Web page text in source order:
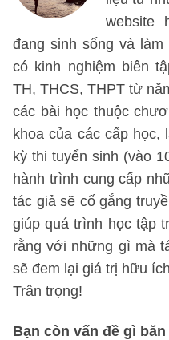
website
đang sinh sống và
có kinh nghiệm biên
TH, THCS, THPT từ
các bài học thuộc
khoa của các cấp học,
kỳ thi tuyển sinh (vào
hành trình cung cấp
tác giả sẽ cố gắng
giúp quá trình học tập
rằng với những gì mà
sẽ đem lại giá trị hữu
Trân trọng!
Bạn còn vấn đề gì